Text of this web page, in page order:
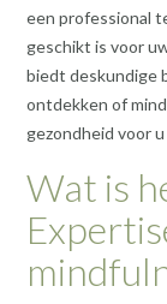
een professional
geschikt is voor
biedt deskundige
ontdekken of
gezondheid voor u
Wat is